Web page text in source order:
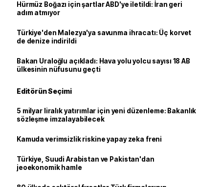
Hürmüz Boğazı için şartlar ABD'ye iletildi: İran geri
adım atmıyor
Türkiye'den Malezya'ya savunma ihracatı: Üç korvet
de denize indirildi
Bakan Uraloğlu açıkladı: Hava yolu yolcu sayısı 18 AB
ülkesinin nüfusunu geçti
Editörün Seçimi
5 milyar liralık yatırımlar için yeni düzenleme: Bakanlık
sözleşme imzalayabilecek
Kamuda verimsizlik riskine yapay zeka freni
Türkiye, Suudi Arabistan ve Pakistan'dan
jeoekonomik hamle